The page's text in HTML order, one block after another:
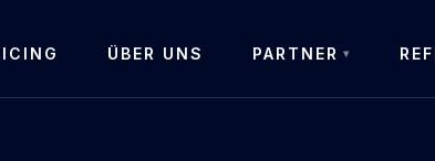
ÜBER UNS PARTNER